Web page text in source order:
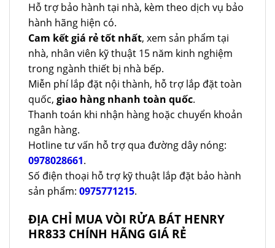
Hỗ trợ bảo hành tại nhà, kèm theo dịch vụ bảo
hành hãng hiện có.
Cam kết giá rẻ tốt nhất, xem sản phẩm tại
nhà, nhân viên kỹ thuật 15 năm kinh nghiệm
trong ngành thiết bị nhà bếp.
Miễn phí lắp đặt nội thành, hỗ trợ lắp đặt toàn
quốc, giao hàng nhanh toàn quốc.
Thanh toán khi nhận hàng hoặc chuyển khoản
ngân hàng.
Hotline tư vấn hỗ trợ qua đường dây nóng:
0978028661.
Số điện thoại hỗ trợ kỹ thuật lắp đặt bảo hành
sản phẩm: 0975771215.
ĐỊA CHỈ MUA VÒI RỬA BÁT HENRY
HR833 CHÍNH HÃNG GIÁ RẺ